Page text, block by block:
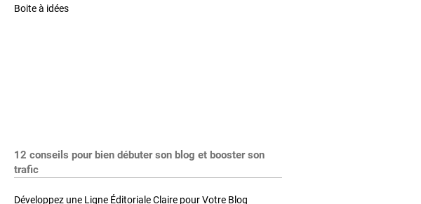
Boite à idées
12 conseils pour bien débuter son blog et booster son
trafic
Développez une Ligne Éditoriale Claire pour Votre Blog